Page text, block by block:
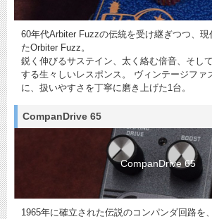
60年代Arbiter Fuzzの伝統を受け継ぎつつ、現
たOrbiter Fuzz。
鋭く伸びるサステイン、太く絡む倍音、そし
する生々しいレスポンス。 ヴィンテージファ
に、扱いやすさを丁寧に磨き上げた1台。
CompanDrive 65
CompanDrive 65
1965年に確立された伝説のコンパンダ回路を